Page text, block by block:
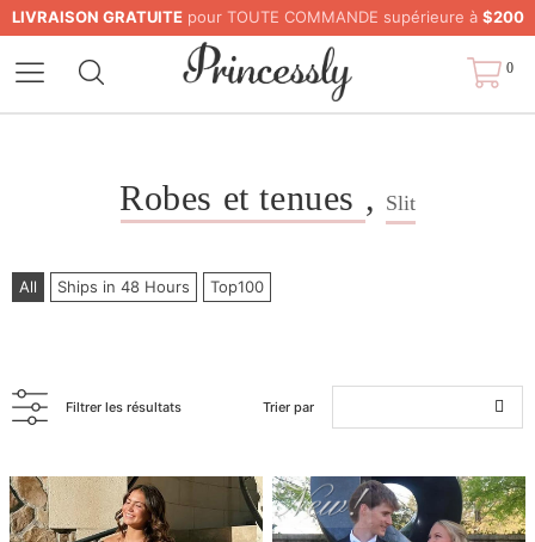
LIVRAISON GRATUITEpour TOUTE COMMANDE supérieure à $200
0
Robes et tenues , Slit
All Ships in 48 Hours Top100
Filtrer les résultats Trier par